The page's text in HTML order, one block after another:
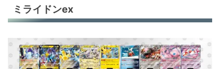
ミライドンex